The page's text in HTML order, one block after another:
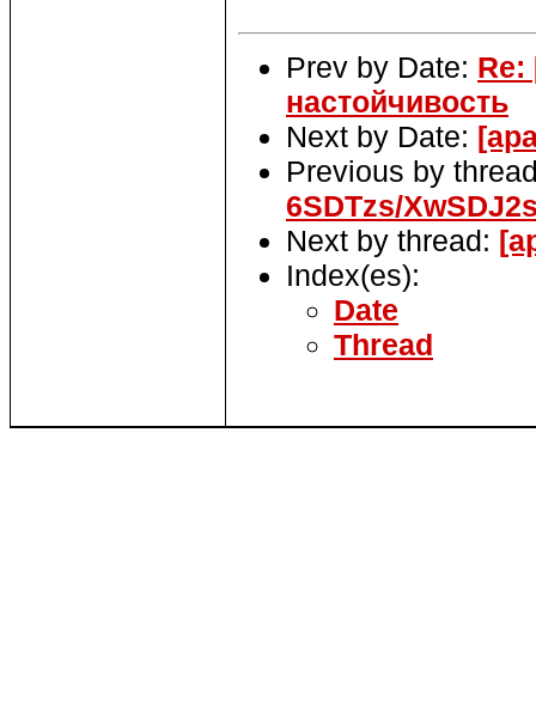
Prev by Date: Re:
настойчивость
Next by Date:
Previous by
6SDTzs/
Next by thread:
Index(es):
Date
Thread